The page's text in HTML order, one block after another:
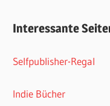
Interessante
Selfpublisher-Regal
Indie Bücher